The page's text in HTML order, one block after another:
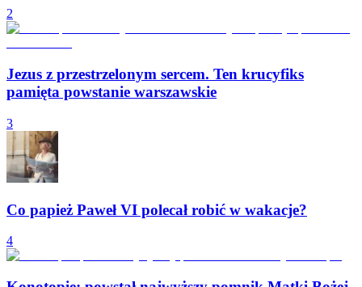
2
Jezus z przestrzelonym sercem. Ten krucyfiks
pamięta powstanie warszawskie
3
Co papież Paweł VI polecał robić w wakacje?
4